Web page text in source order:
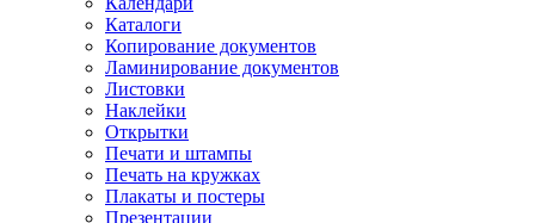
Каталоги
Копирование документов
Ламинирование документов
Листовки
Наклейки
Открытки
Печати и штампы
Печать на кружках
Плакаты и постеры
Презентации